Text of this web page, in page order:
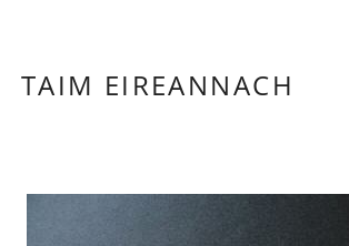
TAIM EIREANNACH